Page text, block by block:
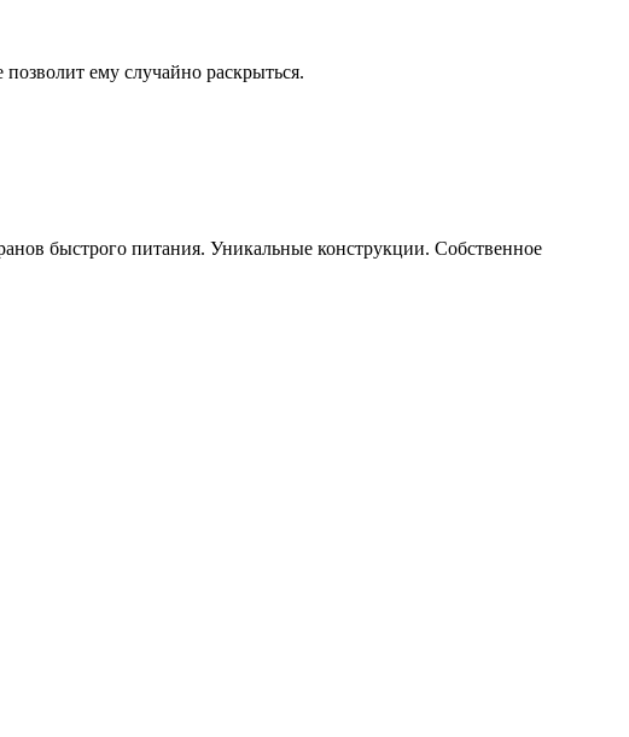
ему случайно раскрыться.
быстрого питания. Уникальные конструкции. Собственное